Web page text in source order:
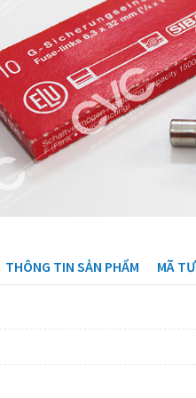
THÔNG TIN SẢN PHẨM MÃ